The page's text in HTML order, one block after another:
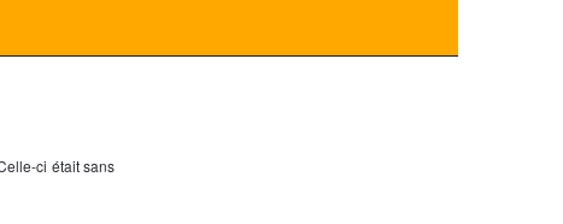
ci était sans